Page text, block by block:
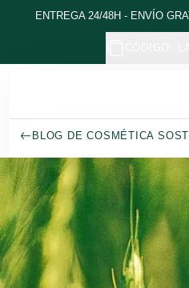
Ir al contenido principal
ENTREGA 24/48H - ENVÍO
BLOG DE COSMÉTICA